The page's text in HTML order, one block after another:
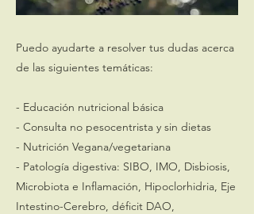
Puedo ayudarte a resolver tus dudas acerca
de las siguientes temáticas:
- Educación nutricional básica
- Consulta no pesocentrista y sin dietas
- Nutrición Vegana/vegetariana
- Patología digestiva: SIBO, IMO, Disbiosis,
Microbiota e Inflamación, Hipoclorhidria, Eje
Intestino-Cerebro, déficit DAO,